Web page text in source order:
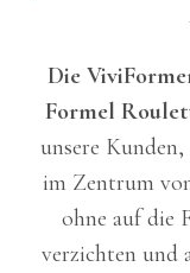
Die
Formel
unsere
im Zentrum
ohne auf die
verzichten und